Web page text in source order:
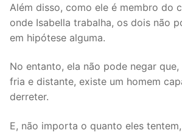
Além disso, como ele é membro do
onde Isabella trabalha, os dois não
em hipótese alguma.
No entanto, ela não pode negar
fria e distante, existe um homem
derreter.
E, não importa o quanto eles